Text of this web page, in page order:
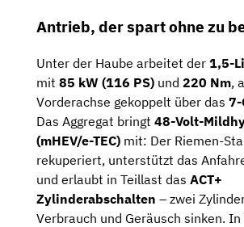
Antrieb, der spart ohne zu
Unter der Haube arbeitet der 1,5-
mit 85 kW (116 PS) und 220 Nm,
Vorderachse gekoppelt über das 7-
Das Aggregat bringt 48-Volt-
(mHEV/e-TEC) mit: Der Riemen-
rekuperiert, unterstützt das
und erlaubt in Teillast das ACT+
Zylinderabschalten – zwei
Verbrauch und Geräusch sinken.